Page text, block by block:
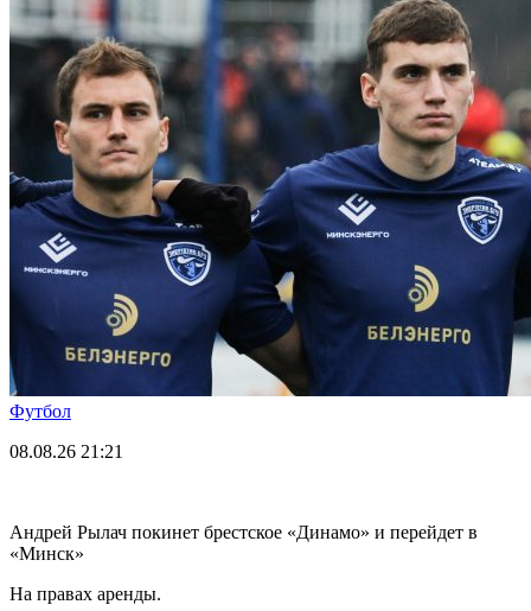
Футбол
08.08.26 21:21
Андрей Рылач покинет брестское «Динамо» и перейдет в
«Минск»
На правах аренды.